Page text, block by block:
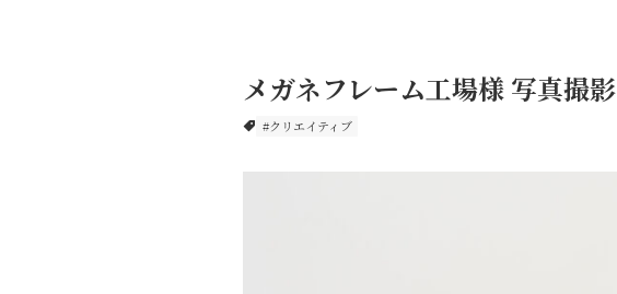
メガネフレーム工場様 写真撮影
#クリエイティブ